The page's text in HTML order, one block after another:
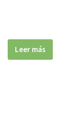
Leer más